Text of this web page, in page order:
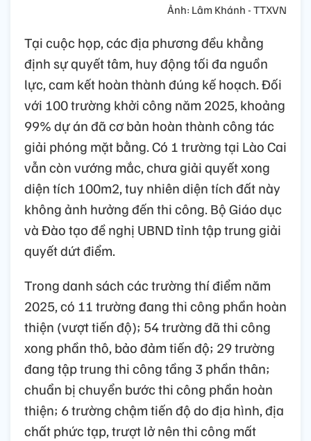
Ảnh: Lâm Khánh - TTXVN
Tại cuộc họp, các địa phương đều khẳng
định sự quyết tâm, huy động tối đa nguồn
lực, cam kết hoàn thành đúng kế hoạch. Đối
với 100 trường khởi công năm 2025, khoảng
99% dự án đã cơ bản hoàn thành công tác
giải phóng mặt bằng. Có 1 trường tại Lào Cai
vẫn còn vướng mắc, chưa giải quyết xong
diện tích 100m2, tuy nhiên diện tích đất này
không ảnh hưởng đến thi công. Bộ Giáo dục
và Đào tạo đề nghị UBND tỉnh tập trung giải
quyết dứt điểm.
Trong danh sách các trường thí điểm năm
2025, có 11 trường đang thi công phần hoàn
thiện (vượt tiến độ); 54 trường đã thi công
xong phần thô, bảo đảm tiến độ; 29 trường
đang tập trung thi công tầng 3 phần thân;
chuẩn bị chuyển bước thi công phần hoàn
thiện; 6 trường chậm tiến độ do địa hình, địa
chất phức tạp, trượt lở nên thi công mất